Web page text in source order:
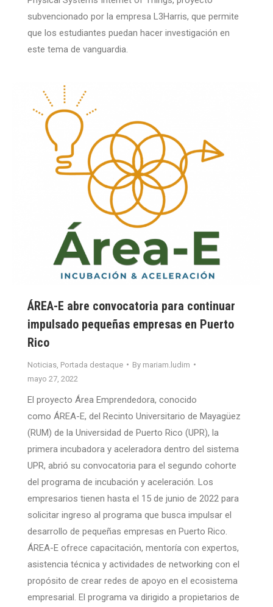
subvencionado por la empresa L3Harris, que permite
que los estudiantes puedan hacer investigación en
este tema de vanguardia.
ÁREA-E abre convocatoria para continuar
impulsado pequeñas empresas en Puerto
Rico
Noticias Portada destaque By mariam.ludim
mayo 27, 2022
El proyecto Área Emprendedora, conocido
como ÁREA-E, del Recinto Universitario de Mayagüez
(RUM) de la Universidad de Puerto Rico (UPR), la
primera incubadora y aceleradora dentro del sistema
UPR, abrió su convocatoria para el segundo cohorte
del programa de incubación y aceleración. Los
empresarios tienen hasta el 15 de junio de 2022 para
solicitar ingreso al programa que busca impulsar el
desarrollo de pequeñas empresas en Puerto Rico.
ÁREA-E ofrece capacitación, mentoría con expertos,
asistencia técnica y actividades de networking con el
propósito de crear redes de apoyo en el ecosistema
empresarial. El programa va dirigido a propietarios de